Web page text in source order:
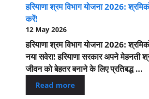
हरियाणा श्रम विभाग योजना 2026:
करें!
12 May 2026
हरियाणा श्रम विभाग योजना 2026:
नया सवेरा! हरियाणा सरकार अपने मेहनती
जीवन को बेहतर बनाने के लिए प्रतिबद्ध ...
Read more